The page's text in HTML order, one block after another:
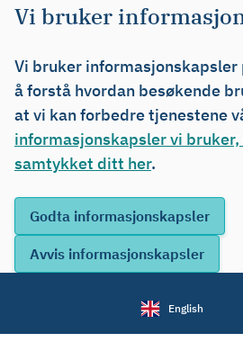
Vi bruker
Vi bruker
å forstå hvordan besøkende
at vi kan forbedre tjenestene
informasjonskapsler vi
samtykket ditt her.
English